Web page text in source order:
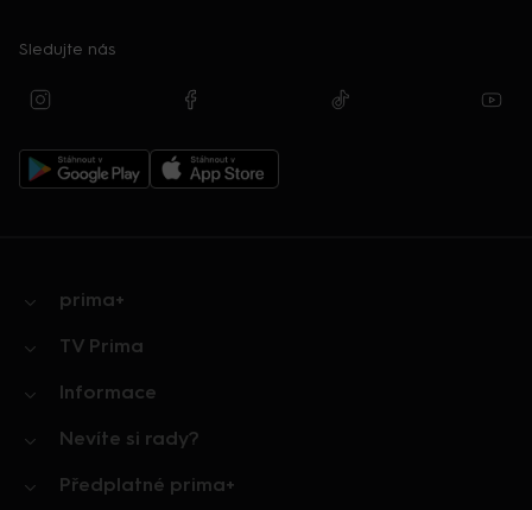
Sledujte nás
prima+
TV Prima
Informace
Nevíte si rady?
Předplatné prima+